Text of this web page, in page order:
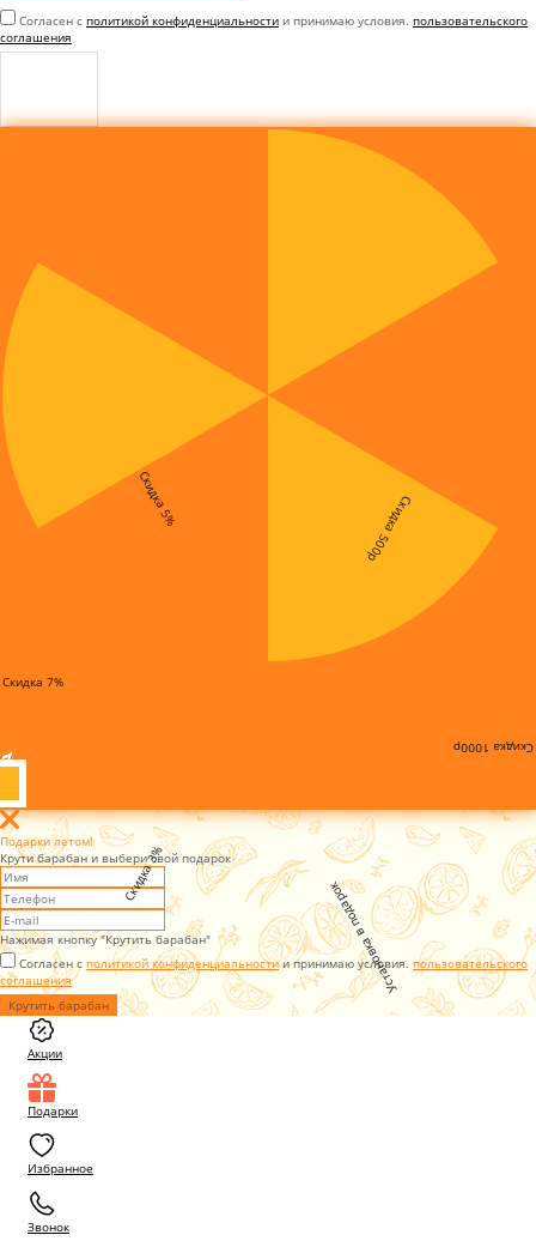
Согласен с политикой конфиденциальности и принимаю условия. пользовательского
соглашения
Скидка 3%
Скидка 7%
Скидка 5% Скидка 500р
Скидка 1000р
Установка в подарок
Подарки летом!
Крути барабан и выбери свой подарок
Нажимая кнопку "Крутить барабан"
Согласен с политикой конфиденциальностии принимаю условия. пользовательского
соглашения
Крутить барабан
Акции
Подарки
Избранное
Звонок